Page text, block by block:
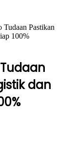
Tudaan Pastikan
100%
dan